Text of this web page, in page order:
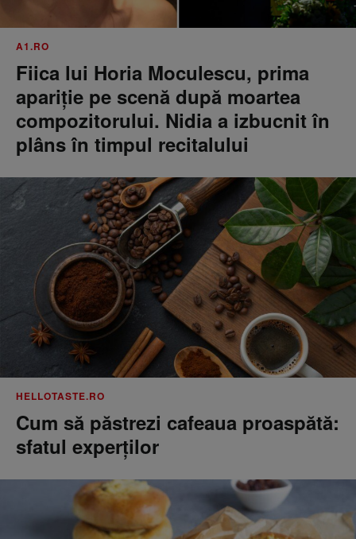
A1.RO
Fiica lui Horia Moculescu, prima
apariție pe scenă după moartea
compozitorului. Nidia a izbucnit în
plâns în timpul recitalului
HELLOTASTE.RO
Cum să păstrezi cafeaua proaspătă:
sfatul experților